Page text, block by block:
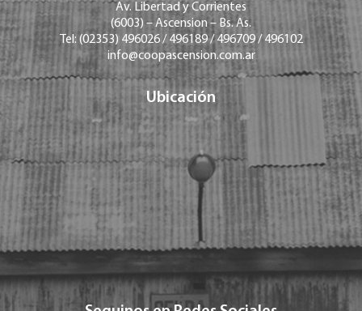
Av. Libertad y Corrientes
(6003) – Ascension – Bs. As.
Tel: (02353) 496026 / 496189 / 496709 / 496102
info@coopascension.com.ar
Ubicación